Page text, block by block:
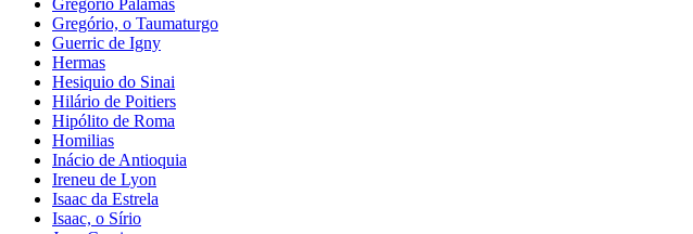
Gregorio Palamàs
Gregório, o Taumaturgo
Guerric de Igny
Hermas
Hesiquio do Sinai
Hilário de Poitiers
Hipólito de Roma
Homilias
Inácio de Antioquia
Ireneu de Lyon
Isaac da Estrela
Isaac, o Sírio